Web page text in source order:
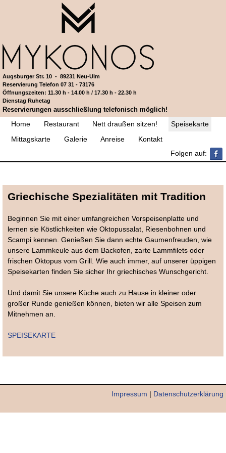
Augsburger Str. 10 - 89231 Neu-Ulm
Reservierung Telefon 07 31 - 73176
Öffnungszeiten: 11.30 h - 14.00 h / 17.30 h - 22.30 h
Dienstag Ruhetag
Reservierungen ausschließlung telefonisch möglich!
Home Restaurant Nett draußen sitzen!
Speisekarte
Mittagskarte
Galerie Anreise
Kontakt
Folgen auf:
Griechische Spezialitäten mit Tradition
Beginnen Sie mit einer umfangreichen Vorspeisenplatte und
lernen sie Köstlichkeiten wie Oktopussalat, Riesenbohnen und
Scampi kennen. Genießen Sie dann echte Gaumenfreuden, wie
unsere Lammkeule aus dem Backofen, zarte Lammfilets oder
frischen Oktopus vom Grill. Wie auch immer, auf unserer üppigen
Speisekarten finden Sie sicher Ihr griechisches Wunschgericht.
Und damit Sie unsere Küche auch zu Hause in kleiner oder
großer Runde genießen können, bieten wir alle Speisen zum
Mitnehmen an.
SPEISEKARTE
Impressum | Datenschutzerklärung